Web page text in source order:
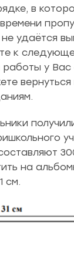
в
удаётся
к
у Вас
вернуться
на
см.